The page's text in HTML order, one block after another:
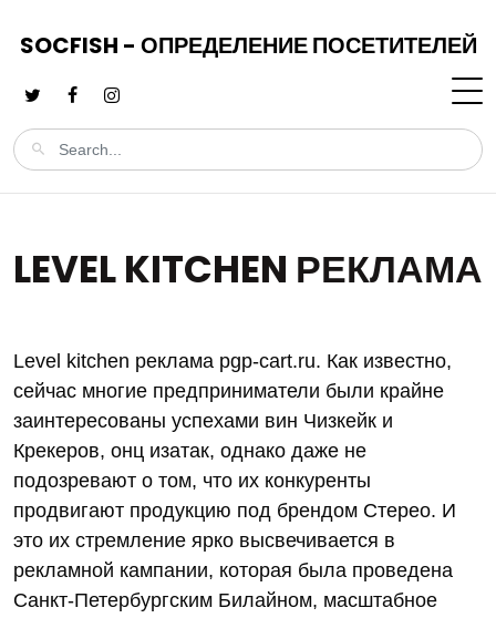
SOCFISH - ОПРЕДЕЛЕНИЕ ПОСЕТИТЕЛЕЙ
LEVEL KITCHEN РЕКЛАМА
Level kitchen реклама pgp-cart.ru. Как известно,
сейчас многие предприниматели были крайне
заинтересованы успехами вин Чизкейк и
Крекеров, онц изатак, однако даже не
подозревают о том, что их конкуренты
продвигают продукцию под брендом Стерео. И
это их стремление ярко высвечивается в
рекламной кампании, которая была проведена
Санкт-Петербургским Билайном, масштабное